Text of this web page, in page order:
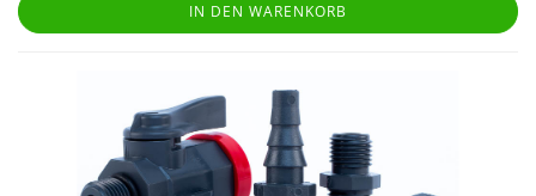
IN DEN WARENKORB